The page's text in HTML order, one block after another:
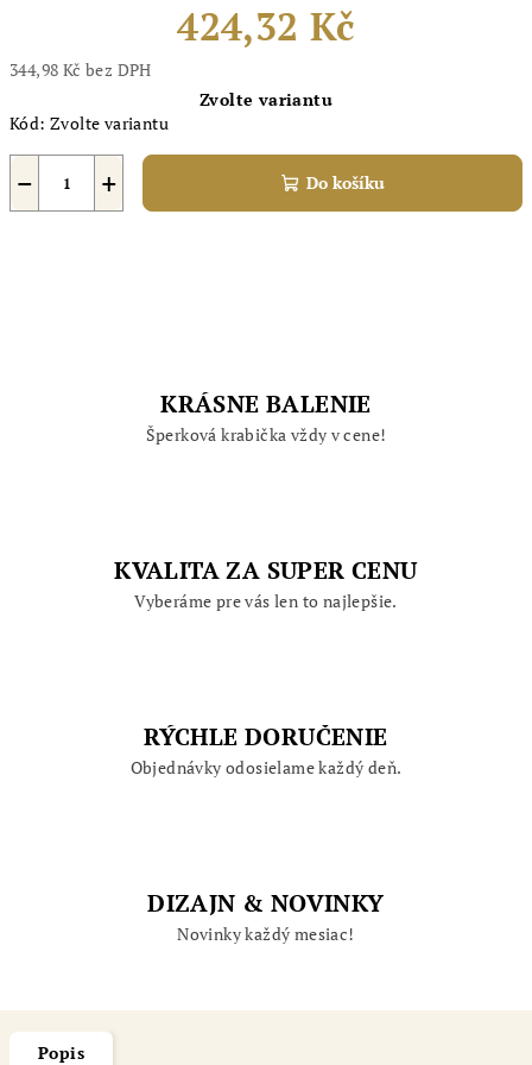
424,32 Kč
344,98 Kč bez DPH
cena:
Zvolte variantu
Kód: Zvolte variantu
+
− Do košíku
KRÁSNE BALENIE
Šperková krabička vždy v cene!
KVALITA ZA SUPER CENU
Vyberáme pre vás len to najlepšie.
RÝCHLE DORUČENIE
Objednávky odosielame každý deň.
DIZAJN & NOVINKY
Novinky každý mesiac!
Popis